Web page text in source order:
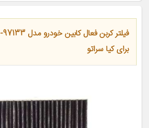
برای کیا سراتو